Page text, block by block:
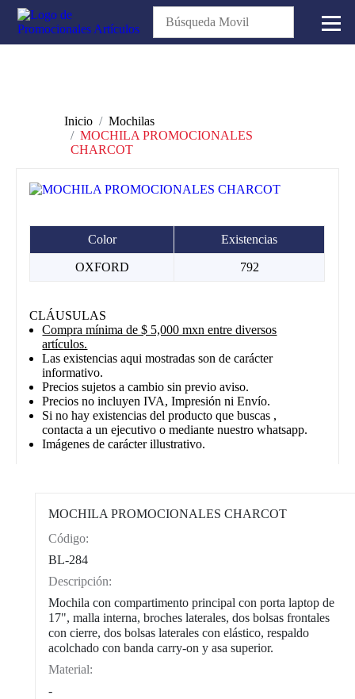
Inicio
Mochilas
MOCHILA PROMOCIONALES
CHARCOT
Color Existencias
OXFORD 792
CLÁUSULAS
Compra mínima de $ 5,000 mxn entre diversos
artículos.
Las existencias aqui mostradas son de carácter
informativo.
Precios sujetos a cambio sin previo aviso.
Precios no incluyen IVA, Impresión ni Envío.
Si no hay existencias del producto que buscas ,
contacta a un ejecutivo o mediante nuestro whatsapp.
Imágenes de carácter illustrativo.
MOCHILA PROMOCIONALES CHARCOT
Código:
BL-284
Descripción:
Mochila con compartimento principal con porta laptop de
17", malla interna, broches laterales, dos bolsas frontales
con cierre, dos bolsas laterales con elástico, respaldo
acolchado con banda carry-on y asa superior.
Material:
-